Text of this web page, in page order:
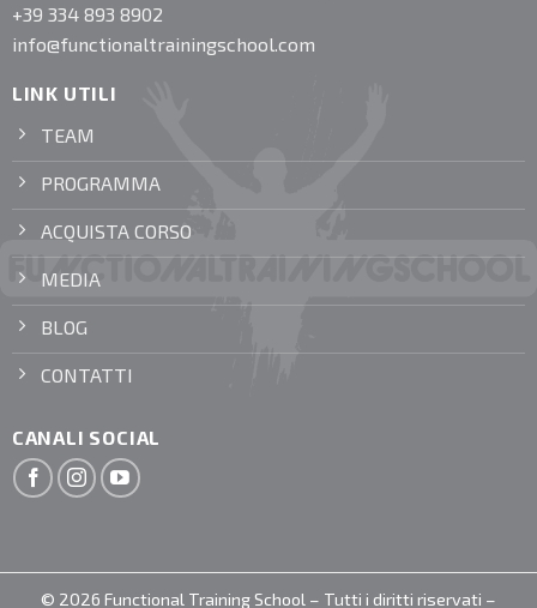
+39 334 893 8902
info@functionaltrainingschool.com
LINK UTILI
TEAM
PROGRAMMA
ACQUISTA CORSO
MEDIA
BLOG
CONTATTI
CANALI SOCIAL
© 2026 Functional Training School – Tutti i diritti riservati –